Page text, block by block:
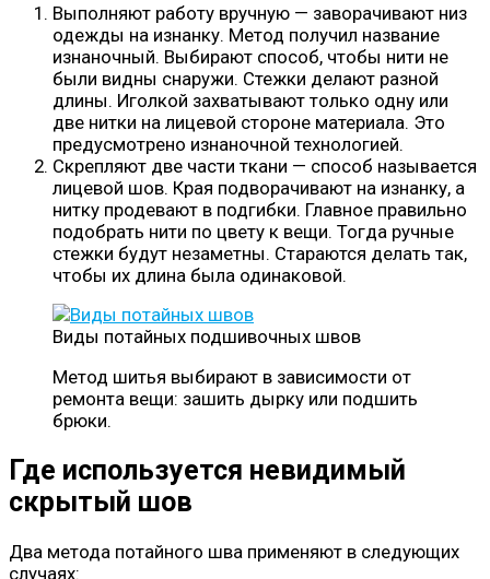
Выполняют работу вручную — заворачивают низ
одежды на изнанку. Метод получил название
изнаночный. Выбирают способ, чтобы нити не
были видны снаружи. Стежки делают разной
длины. Иголкой захватывают только одну или
две нитки на лицевой стороне материала. Это
предусмотрено изнаночной технологией.
Скрепляют две части ткани — способ называется
лицевой шов. Края подворачивают на изнанку, а
нитку продевают в подгибки. Главное правильно
подобрать нити по цвету к вещи. Тогда ручные
стежки будут незаметны. Стараются делать так,
чтобы их длина была одинаковой.
Виды потайных подшивочных швов
Метод шитья выбирают в зависимости от
ремонта вещи: зашить дырку или подшить
брюки.
Где используется невидимый
скрытый шов
Два метода потайного шва применяют в следующих
случаях: